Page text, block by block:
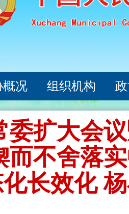
概况 组织机构
委扩大会
而不舍落
长效化